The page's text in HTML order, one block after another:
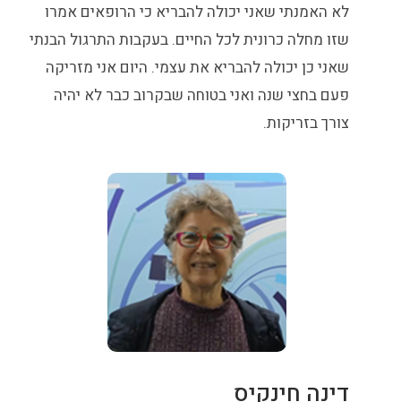
לא האמנתי שאני יכולה להבריא כי הרופאים אמרו
שזו מחלה כרונית לכל החיים. בעקבות התרגול הבנתי
שאני כן יכולה להבריא את עצמי. היום אני מזריקה
פעם בחצי שנה ואני בטוחה שבקרוב כבר לא יהיה
צורך בזריקות.
דינה חינקיס